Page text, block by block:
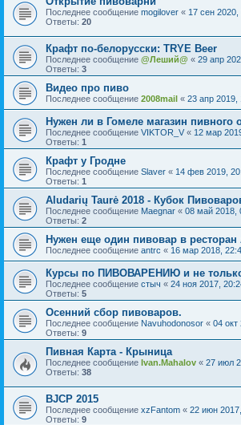
Последнее сообщение mogilover « 17 сен 2020,
Ответы: 20
Крафт по-белорусски: TRYE Beer
Последнее сообщение @Леший@ « 29 апр
Ответы: 3
Видео про пиво
Последнее сообщение 2008mail « 23 апр 2019,
Нужен ли в Гомеле магазин пивного
Последнее сообщение VIKTOR_V « 12 мар
Ответы: 1
Крафт у Гродне
Последнее сообщение Slaver « 14 фев 2019,
Ответы: 1
Aludarių Taurė 2018 - Кубок
Последнее сообщение Maegnar « 08 май 2018,
Ответы: 2
Нужен еще один пивовар в ресторан
Последнее сообщение antrc « 16 мар 2018,
Курсы по ПИВОВАРЕНИЮ и не
Последнее сообщение стыч « 24 ноя 2017,
Ответы: 5
Осенний сбор пивоваров.
Последнее сообщение Navuhodonosor « 04 окт
Ответы: 9
Пивная Карта - Крыница
Последнее сообщение Ivan.Mahalov « 27 июл
Ответы: 38
BJCP 2015
Последнее сообщение xzFantom « 22 июн
Ответы: 9